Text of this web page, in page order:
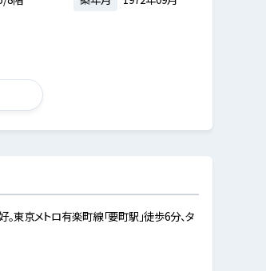
東京メトロ有楽町線「要町駅」徒歩6分、タ